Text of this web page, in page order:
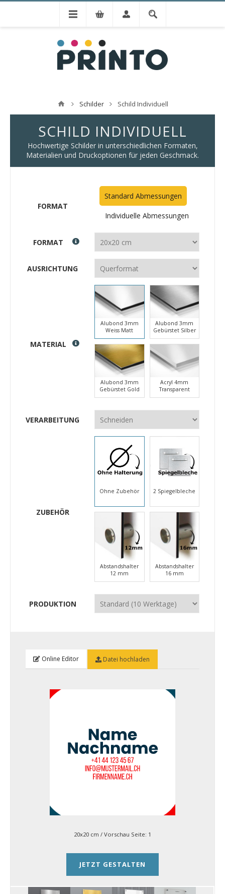
Schilder Schild Individuell
SCHILD INDIVIDUELL
Hochwertige Schilder in unterschiedlichen Formaten,
Materialien und Druckoptionen für jeden Geschmack.
FORMAT
Standard Abmessungen
Individuelle Abmessungen
FORMAT
AUSRICHTUNG
MATERIAL
Alubond 3mm
Weiss Matt
Alubond 3mm
Gebürstet Silber
Alubond 3mm
Gebürstet Gold
Acryl 4mm
Transparent
VERARBEITUNG
ZUBEHÖR
Ohne Zubehör 2 Spiegelbleche
Abstandshalter
12 mm
Abstandshalter
16 mm
PRODUKTION
Online Editor Datei hochladen
20x20 cm / Vorschau Seite: 1
JETZT GESTALTEN